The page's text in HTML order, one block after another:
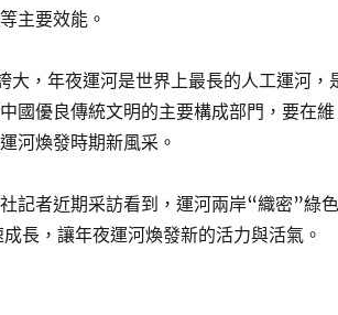
主要效能。
，年夜運河是世界上最長的人工運河，
國優良傳統文明的主要構成部門，要在維
河煥發時期新風采。
記者近期采訪看到，運河兩岸“織密”綠色
長，讓年夜運河煥發新的活力與活氣。